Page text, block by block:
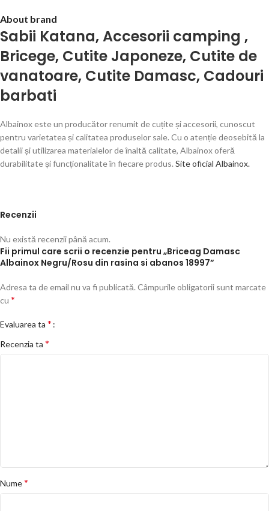
About brand
Sabii Katana,Accesorii camping ,
Bricege, Cutite Japoneze, Cutite de
vanatoare, Cutite Damasc, Cadouri
barbati
Albainox este un producător renumit de cuțite și accesorii, cunoscut
pentru varietatea și calitatea produselor sale. Cu o atenție deosebită la
detalii și utilizarea materialelor de înaltă calitate, Albainox oferă
durabilitate și funcționalitate în fiecare produs. Site oficial Albainox.
Recenzii
Nu există recenzii până acum.
Fii primul care scrii o recenzie pentru „Briceag Damasc
Albainox Negru/Rosu din rasina si abanos 18997”
Adresa ta de email nu va fi publicată. Câmpurile obligatorii sunt marcate
cu *
Evaluarea ta *
Recenzia ta *
Nume*